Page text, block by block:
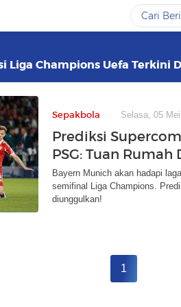
Liga Champions Uefa Terkini
Sepakbola Selasa, 05
Prediksi
PSG: Tuan
Bayern Munich akan hadapi
semifinal Liga Champions.
diunggulkan!
1